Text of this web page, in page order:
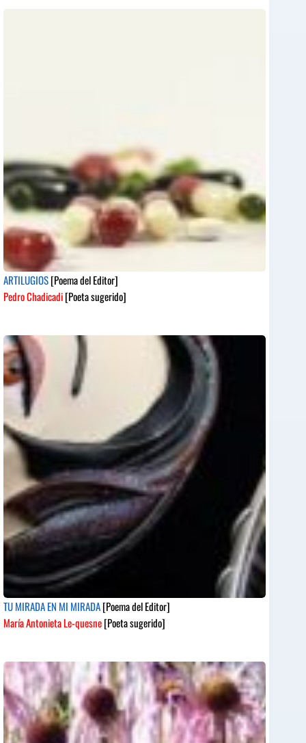
ARTILUGIOS[Poema del Editor]
Pedro Chadicadi[Poeta sugerido]
TU MIRADA EN MI MIRADA[Poema del Editor]
María Antonieta Le-quesne[Poeta sugerido]